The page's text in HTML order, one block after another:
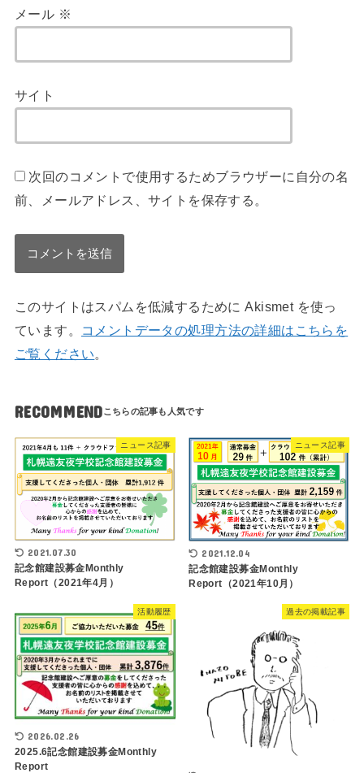
メール ※
サイト
次回のコメントで使用するためブラウザーに自分の名
前、メールアドレス、サイトを保存する。
このサイトはスパムを低減するために Akismet を使っ
ています。
コメントデータの処理方法の詳細はこちらを
ご覧ください。
RECOMMEND
ニュース記事
2021.07.30
記念館建設募金Monthly
Report（2021年4月）
ニュース記事
2021.12.04
記念館建設募金Monthly
Report（2021年10月）
活動履歴
2026.02.26
2025.6記念館建設募金Monthly
Report
過去の掲載記事